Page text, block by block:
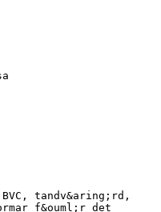
tandv&aring;rd,
f&ouml;r det